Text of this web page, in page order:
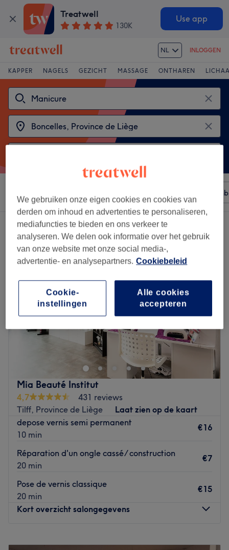
Treatwell
130K
Use app
NL INLOGGEN
KAPPER NAGELS GEZICHT MASSAGE ONTHAREN
2 salons met:manicures in de buurt van Boncelles, Province de Liège
Mia Beauté Institut
4,7
431 reviews
Tilff, Province de Liège
Laat zien op de kaart
depose vernis semi permanent
10 min
€16
Réparation d'un ongle cassé/ construction
20 min
€7
Pose de vernis classique
20 min
€15
Kort overzicht salongegevens
We gebruiken onze eigen cookies en cookies van
derden om inhoud en advertenties te personaliseren,
mediafuncties te bieden en ons verkeer te
analyseren. We delen ook informatie over het gebruik
van onze website met onze social media-,
advertentie- en analysepartners. Cookiebeleid
Alle cookies
accepteren
Cookie-
instellingen